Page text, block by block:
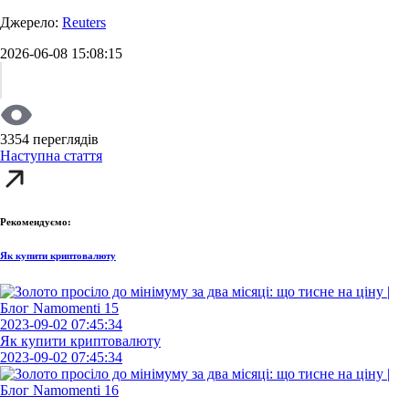
Джерело: Reuters
2026-06-08 15:08:15
3354 переглядів
Наступна стаття
Рекомендуємо:
Як купити криптовалюту
2023-09-02 07:45:34
Як купити криптовалюту
2023-09-02 07:45:34